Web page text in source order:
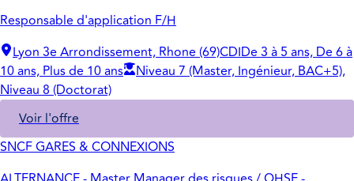
Responsable d'application F/H
Lyon 3e Arrondissement, Rhone (69)CDIDe 3 à 5 ans, De 6 à
10 ans, Plus de 10 ans
Niveau 7 (Master, Ingénieur, BAC+5),
Niveau 8 (Doctorat)
Voir l'offre
SNCF GARES & CONNEXIONS